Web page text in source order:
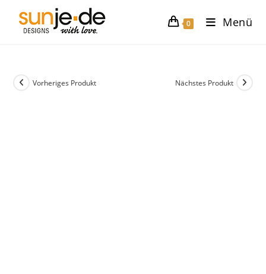
Inhalt
springen
0 Menü
Vorheriges Produkt Nächstes Produkt